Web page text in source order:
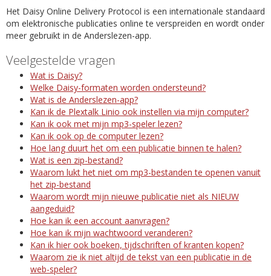
Het Daisy Online Delivery Protocol is een internationale standaard
om elektronische publicaties online te verspreiden en wordt onder
meer gebruikt in de Anderslezen-app.
Veelgestelde vragen
Wat is Daisy?
Welke Daisy-formaten worden ondersteund?
Wat is de Anderslezen-app?
Kan ik de Plextalk Linio ook instellen via mijn computer?
Kan ik ook met mijn mp3-speler lezen?
Kan ik ook op de computer lezen?
Hoe lang duurt het om een publicatie binnen te halen?
Wat is een zip-bestand?
Waarom lukt het niet om mp3-bestanden te openen vanuit
het zip-bestand
Waarom wordt mijn nieuwe publicatie niet als NIEUW
aangeduid?
Hoe kan ik een account aanvragen?
Hoe kan ik mijn wachtwoord veranderen?
Kan ik hier ook boeken, tijdschriften of kranten kopen?
Waarom zie ik niet altijd de tekst van een publicatie in de
web-speler?